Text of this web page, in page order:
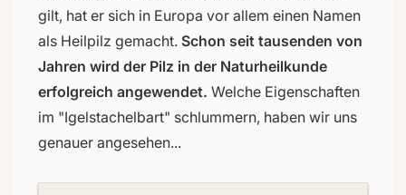
gilt, hat er sich in Europa vor allem einen Namen
als Heilpilz gemacht. Schon seit tausenden von
Jahren wird der Pilz in der Naturheilkunde
erfolgreich angewendet. Welche Eigenschaften
im "Igelstachelbart" schlummern, haben wir uns
genauer angesehen...